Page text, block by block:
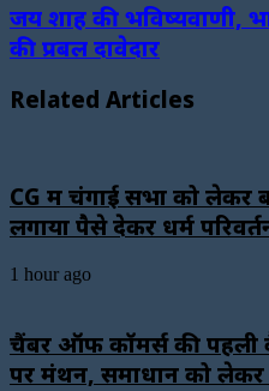
जय शाह की भविष्यवाणी,
की प्रबल दावेदार
Related Articles
CG में चंगाई सभा को लेकर
लगाया पैसे देकर धर्म
1 hour ago
चैंबर ऑफ कॉमर्स की पहली
पर मंथन, समाधान को लेकर